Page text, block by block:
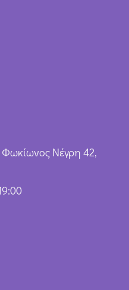
Νέγρη 42,